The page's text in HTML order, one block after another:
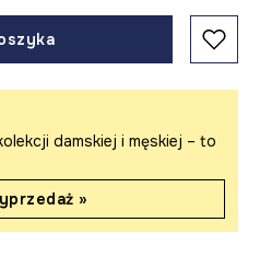
damskiej i męskiej – to
»